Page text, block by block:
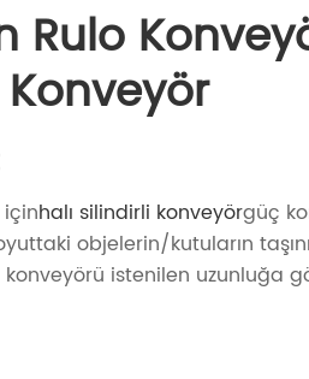
Rulo
içinhalı silindirli konveyörgüç
objelerin/kutuların
konveyörü istenilen uzunluğa